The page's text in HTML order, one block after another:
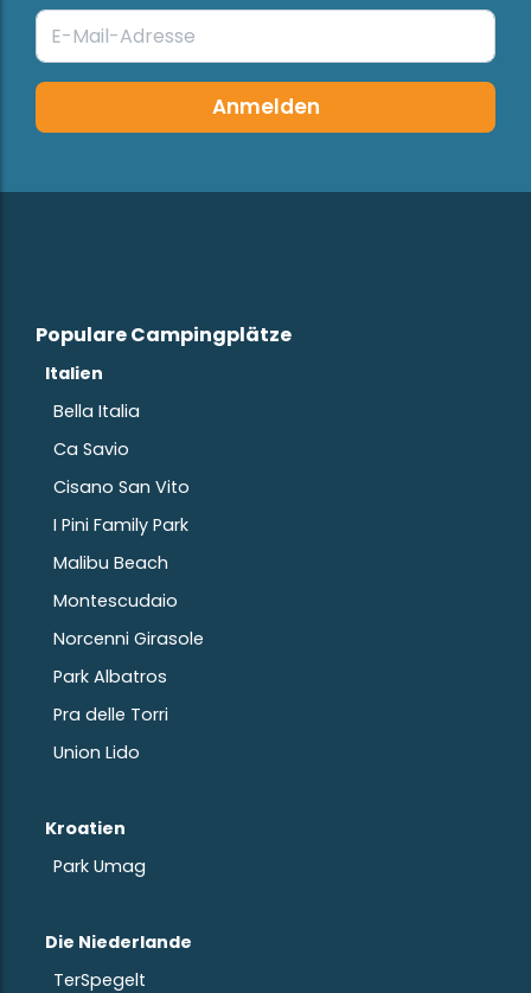
Anmelden
Populare Campingplätze
Italien
Bella Italia
Ca Savio
Cisano San Vito
I Pini Family Park
Malibu Beach
Montescudaio
Norcenni Girasole
Park Albatros
Pra delle Torri
Union Lido
Kroatien
Park Umag
Die Niederlande
TerSpegelt